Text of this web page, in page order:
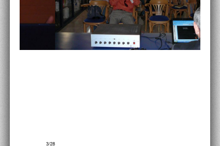
BIBLIOTECA FRANCESCO MOSCHINI
A.A.M. ARCHITETTURA ARTE MODERNA